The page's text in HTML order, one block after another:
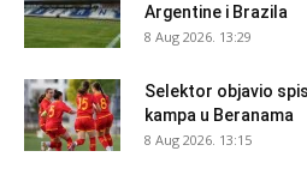
Argentine i Brazila
8 Aug 2026. 13:29
Selektor objavio
kampa u Beranama
8 Aug 2026. 13:15